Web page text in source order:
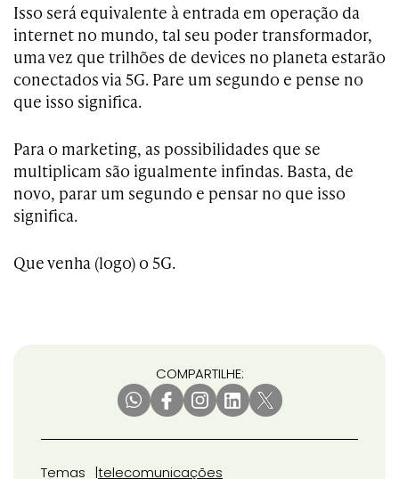
Isso será equivalente à entrada em operação da
internet no mundo, tal seu poder transformador,
uma vez que trilhões de devices no planeta estarão
conectados via 5G. Pare um segundo e pense no
que isso significa.
Para o marketing, as possibilidades que se
multiplicam são igualmente infindas. Basta, de
novo, parar um segundo e pensar no que isso
significa.
Que venha (logo) o 5G.
COMPARTILHE:
Temas telecomunicações